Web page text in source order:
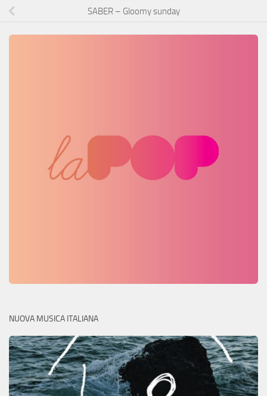
SABER – Gloomy sunday
NUOVA MUSICA ITALIANA